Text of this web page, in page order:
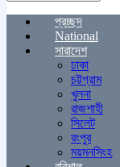
প্রচ্ছদ
National
সারাদেশ
ঢাকা
চট্টগ্রাম
খুলনা
রাজশাহী
সিলেট
রংপুর
ময়মনসিংহ